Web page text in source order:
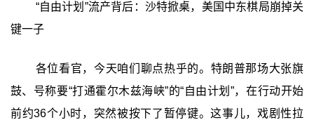
“自由计划”流产背后：沙特掀桌，美国中东棋局崩掉关
键一子
各位看官，今天咱们聊点热乎的。特朗普那场大张旗
鼓、号称要“打通霍尔木兹海峡”的“自由计划”，在行动开始
前约36个小时，突然被按下了暂停键。这事儿，戏剧性拉